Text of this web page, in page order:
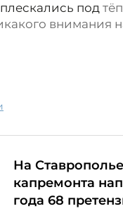
под
внимания
На
капремонта
года 68